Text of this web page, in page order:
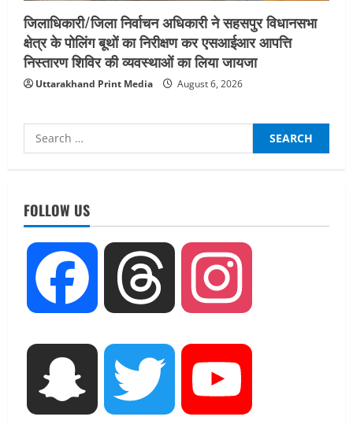
जिलाधिकारी/जिला निर्वाचन अधिकारी ने सहसपुर विधानसभा
क्षेत्र के पोलिंग बूथों का निरीक्षण कर एसआईआर आपत्ति
निस्तारण शिविर की व्यवस्थाओं का लिया जायजा
Uttarakhand Print Media August 6, 2026
Search
for:
FOLLOW US
Facebook Threads
Snapchat Twitter
August 7, 2026
UTTARAKHAND NEWS
जिलाधिकारी/जिला निर्वाचन अधिकारी ने
सहसपुर विधानसभा क्षेत्र के पोलिंग बूथों का
August 6, 2026
UTTARAKHAND NEWS
तीलू रौतेली पुरस्कार के लिए 13 वीरांगनाओं का
चयन : रेखा आर्या